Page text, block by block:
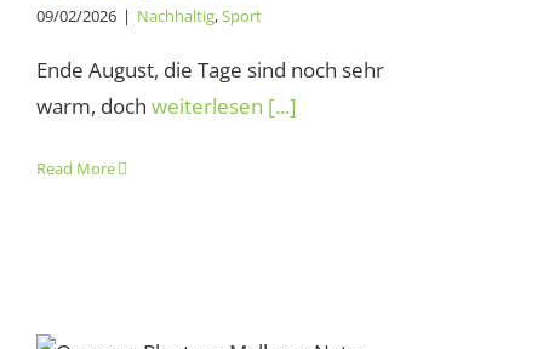
09/02/2026 | Nachhaltig,Sport
Ende August, die Tage sind noch sehr
warm, doch weiterlesen [...]
Read More